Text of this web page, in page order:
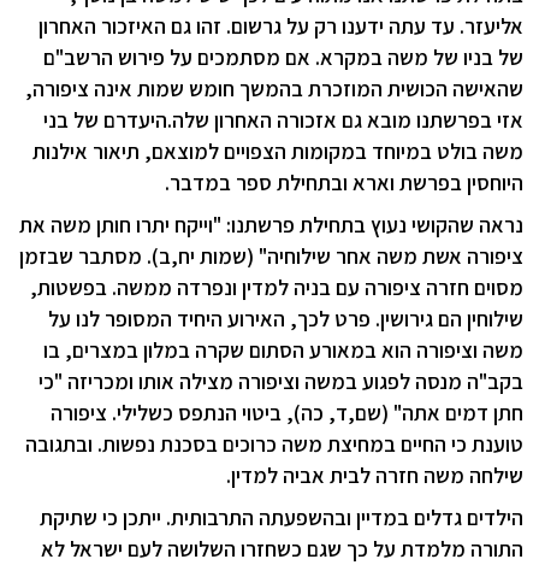
אליעזר. עד עתה ידענו רק על גרשום. זהו גם האיזכור האחרון
של בניו של משה במקרא. אם מסתמכים על פירוש הרשב"ם
שהאישה הכושית המוזכרת בהמשך חומש שמות אינה ציפורה,
אזי בפרשתנו מובא גם אזכורה האחרון שלה.היעדרם של בני
משה בולט במיוחד במקומות הצפויים למוצאם, תיאור אילנות
היוחסין בפרשת וארא ובתחילת ספר במדבר.
נראה שהקושי נעוץ בתחילת פרשתנו: "וייקח יתרו חותן משה את
ציפורה אשת משה אחר שילוחיה" (שמות יח,ב). מסתבר שבזמן
מסוים חזרה ציפורה עם בניה למדין ונפרדה ממשה. בפשטות,
שילוחין הם גירושין. פרט לכך, האירוע היחיד המסופר לנו על
משה וציפורה הוא במאורע הסתום שקרה במלון במצרים, בו
בקב"ה מנסה לפגוע במשה וציפורה מצילה אותו ומכריזה "כי
חתן דמים אתה" (שם,ד, כה), ביטוי הנתפס כשלילי. ציפורה
טוענת כי החיים במחיצת משה כרוכים בסכנת נפשות. ובתגובה
שילחה משה חזרה לבית אביה למדין.
הילדים גדלים במדיין ובהשפעתה התרבותית. ייתכן כי שתיקת
התורה מלמדת על כך שגם כשחזרו השלושה לעם ישראל לא